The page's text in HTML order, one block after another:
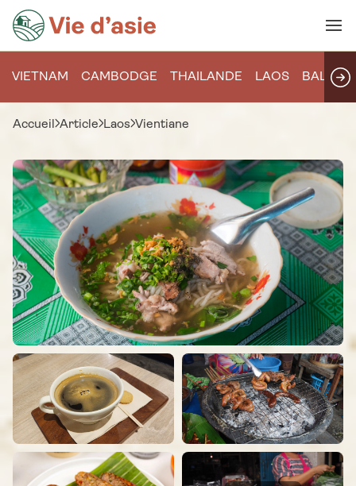
VIETNAM CAMBODGE THAILANDE LAOS BALI
Accueil Article Laos Vientiane